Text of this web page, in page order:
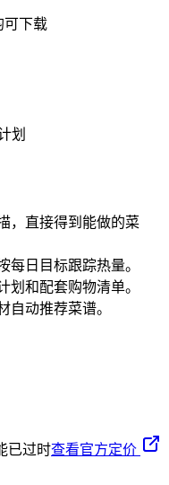
可下载
划
，直接得到能做的菜
每日目标跟踪热量。
划和配套购物清单。
自动推荐菜谱。
已过时查看官方定价